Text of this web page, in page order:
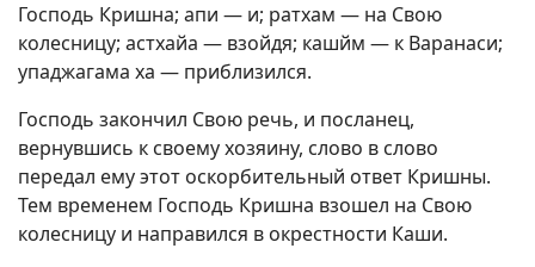
Господь Кришна; апи — и; ратхам — на Свою
колесницу; астхайа — взойдя; кашйм — к Варанаси;
упаджагама ха — приблизился.
Господь закончил Свою речь, и посланец,
вернувшись к своему хозяину, слово в слово
передал ему этот оскорбительный ответ Кришны.
Тем временем Господь Кришна взошел на Свою
колесницу и направился в окрестности Каши.